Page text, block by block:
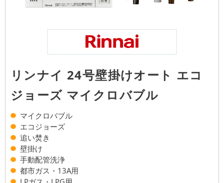
リンナイ 24号壁掛けオート エコ
ジョーズ マイクロバブル
マイクロバブル
エコジョーズ
追い焚き
壁掛け
手動配管洗浄
都市ガス・13A用